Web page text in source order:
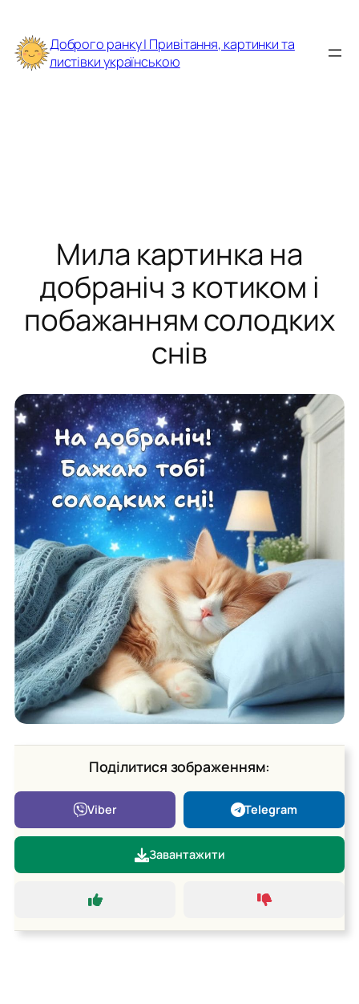
до
вмісту
Доброго ранку | Привітання, картинки та
листівки українською
Мила картинка на
добраніч з котиком і
побажанням солодких
снів
Поділитися зображенням:
Viber Telegram
Завантажити